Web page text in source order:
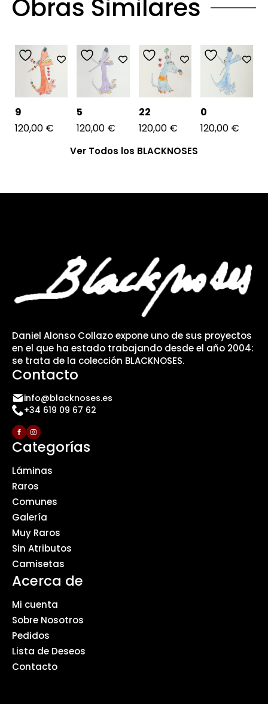
Obras Similares
9
120,00 €
5
120,00 €
22
120,00 €
0
120,00 €
Ver Todos los BLACKNOSES
Daniel Alonso Collazo expone uno de sus proyectos
en el que ha estado trabajando desde el año 2004:
se trata de la colección BLACKNOSES.
Contacto
info@blacknoses.es
+34 619 09 67 62
Categorías
Láminas
Raros
Comunes
Galería
Muy Raros
Sin Atributos
Camisetas
Acerca de
Mi cuenta
Sobre Nosotros
Pedidos
Lista de Deseos
Contacto